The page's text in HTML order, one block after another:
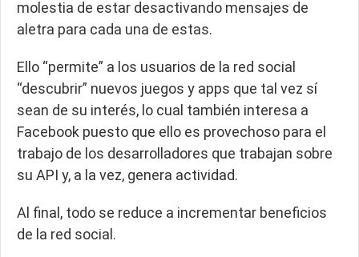
molestia de estar desactivando mensajes de
aletra para cada una de estas.
Ello “permite” a los usuarios de la red social
“descubrir” nuevos juegos y apps que tal vez sí
sean de su interés, lo cual también interesa a
Facebook puesto que ello es provechoso para el
trabajo de los desarrolladores que trabajan sobre
su API y, a la vez, genera actividad.
Al final, todo se reduce a incrementar beneficios
de la red social.